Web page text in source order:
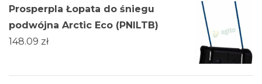
Prosperpla Łopata do śniegu
podwójna Arctic Eco (PNILTB)
148.09 zł